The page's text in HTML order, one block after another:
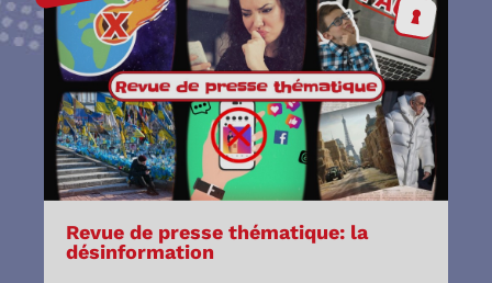
Revue de presse thématique: la
désinformation